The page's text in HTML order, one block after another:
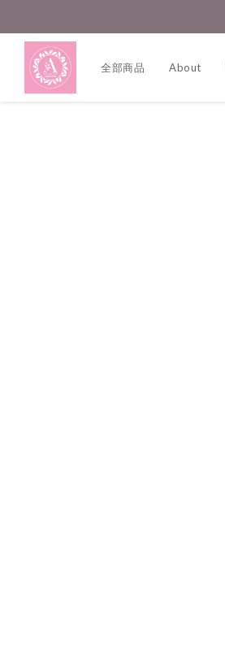
全部商品 About